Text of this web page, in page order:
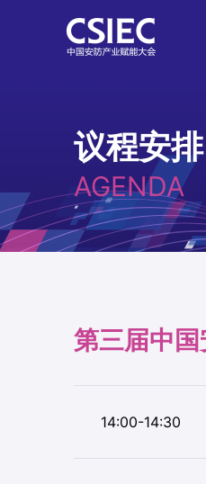
议程安排
AGENDA
第三届中
14:00-14:30